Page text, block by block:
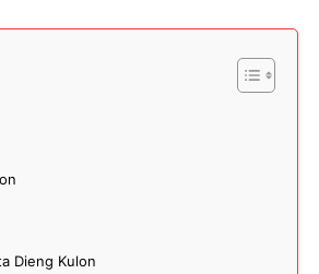
Dieng Kulon